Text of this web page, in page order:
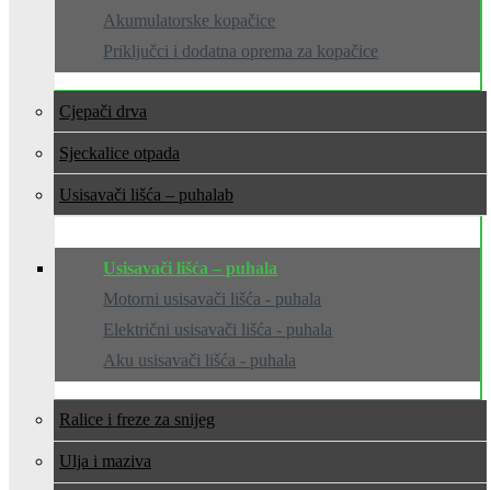
Akumulatorske kopačice
Priključci i dodatna oprema za kopačice
Cjepači drva
Sjeckalice otpada
Usisavači lišća – puhala
Usisavači lišća – puhala
Motorni usisavači lišća - puhala
Električni usisavači lišća - puhala
Aku usisavači lišća - puhala
Ralice i freze za snijeg
Ulja i maziva